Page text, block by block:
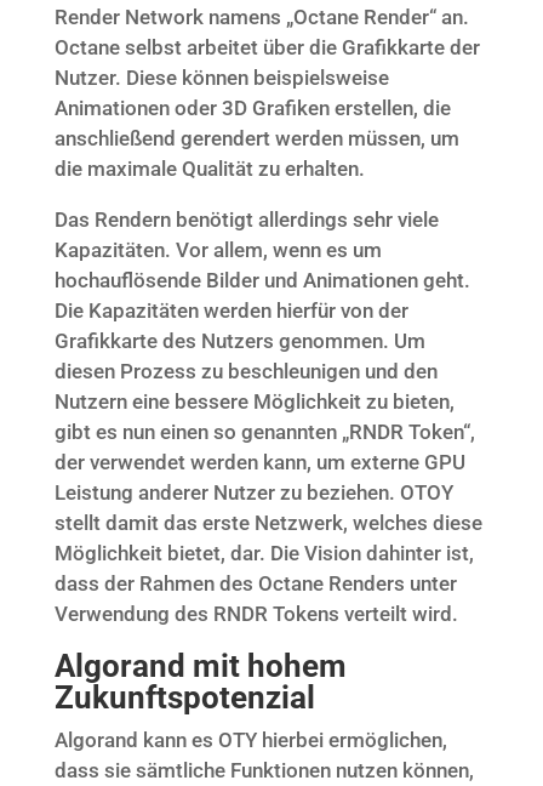
Render Network namens „Octane Render“ an.
Octane selbst arbeitet über die Grafikkarte der
Nutzer. Diese können beispielsweise
Animationen oder 3D Grafiken erstellen, die
anschließend gerendert werden müssen, um
die maximale Qualität zu erhalten.
Das Rendern benötigt allerdings sehr viele
Kapazitäten. Vor allem, wenn es um
hochauflösende Bilder und Animationen geht.
Die Kapazitäten werden hierfür von der
Grafikkarte des Nutzers genommen. Um
diesen Prozess zu beschleunigen und den
Nutzern eine bessere Möglichkeit zu bieten,
gibt es nun einen so genannten „RNDR Token“,
der verwendet werden kann, um externe GPU
Leistung anderer Nutzer zu beziehen. OTOY
stellt damit das erste Netzwerk, welches diese
Möglichkeit bietet, dar. Die Vision dahinter ist,
dass der Rahmen des Octane Renders unter
Verwendung des RNDR Tokens verteilt wird.
Algorand mit hohem
Zukunftspotenzial
Algorand kann es OTY hierbei ermöglichen,
dass sie sämtliche Funktionen nutzen können,